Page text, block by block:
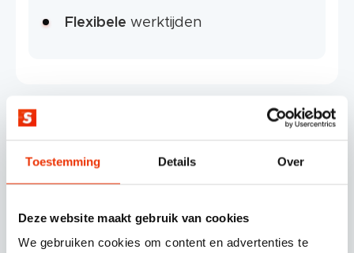
Toestemming Details Over
Deze website maakt gebruik van cookies
We gebruiken cookies om content en advertenties te
Flexibele werktijden
Dit wordt jouw team